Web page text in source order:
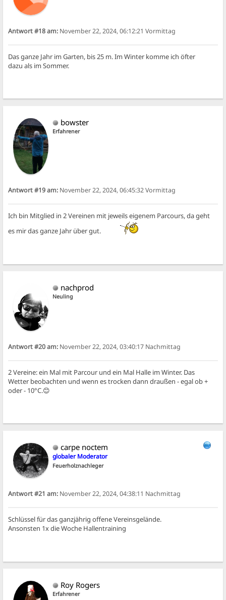
Antwort #18 am: November 22, 2024, 06:12:21 Vormittag
Das ganze Jahr im Garten, bis 25 m. Im Winter komme ich öfter
dazu als im Sommer.
bowster
Erfahrener
Antwort #19 am: November 22, 2024, 06:45:32 Vormittag
Ich bin Mitglied in 2 Vereinen mit jeweils eigenem Parcours, da geht
es mir das ganze Jahr über gut.
nachprod
Neuling
Antwort #20 am: November 22, 2024, 03:40:17 Nachmittag
2 Vereine: ein Mal mit Parcour und ein Mal Halle im Winter. Das
Wetter beobachten und wenn es trocken dann draußen - egal ob +
oder - 10°C.😊
carpe noctem
globaler Moderator
Feuerholznachleger
Antwort #21 am: November 22, 2024, 04:38:11 Nachmittag
Schlüssel für das ganzjährig offene Vereinsgelände.
Ansonsten 1x die Woche Hallentraining
Roy Rogers
Erfahrener